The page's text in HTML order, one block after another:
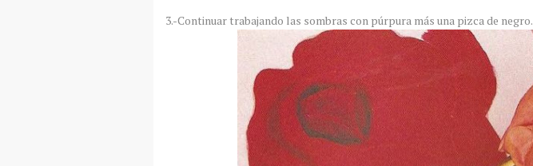
3.-Continuar trabajando las sombras con púrpura más una pizca de negro.